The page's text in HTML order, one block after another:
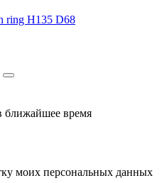
ring H135 D68
ближайшее время
моих персональных данных